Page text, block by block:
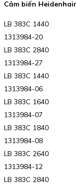
Cảm biến
LB 383C 1440
1313984-20
LB 383C 2840
1313984-27
LB 383C 1440
1313984-06
LB 383C 1640
1313984-07
LB 383C 1840
1313984-08
LB 383C 2640
1313984-12
LB 383C 2840